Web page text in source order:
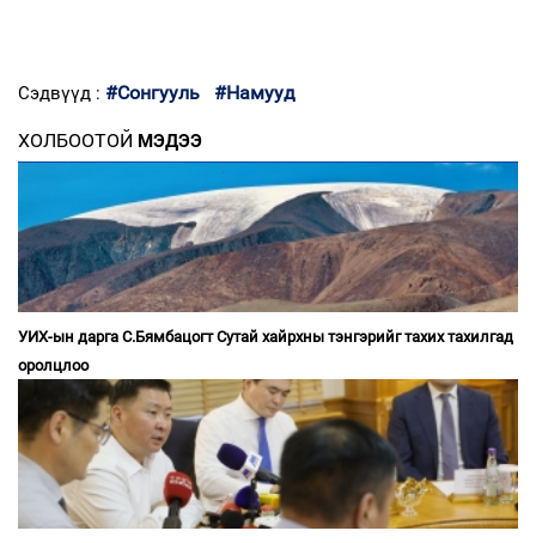
Сэдвүүд : #Сонгууль #Намууд
ХОЛБООТОЙ МЭДЭЭ
УИХ-ын дарга С.Бямбацогт Сутай хайрхны тэнгэрийг тахих тахилгад
оролцлоо